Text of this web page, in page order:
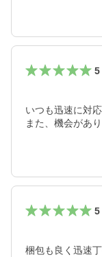
5
いつも迅速に対
また、機会があ
5
梱包も良く迅速